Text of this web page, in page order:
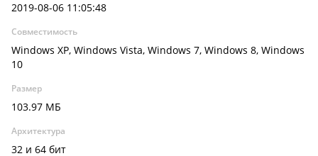
2019-08-06 11:05:48
Совместимость
Windows XP, Windows Vista, Windows 7, Windows 8, Windows
10
Размер
103.97 МБ
Архитектура
32 и 64 бит